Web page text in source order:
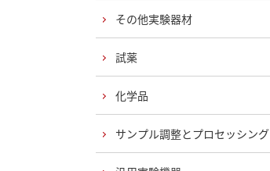
その他実験器材
試薬
化学品
サンプル調整とプロセッシング